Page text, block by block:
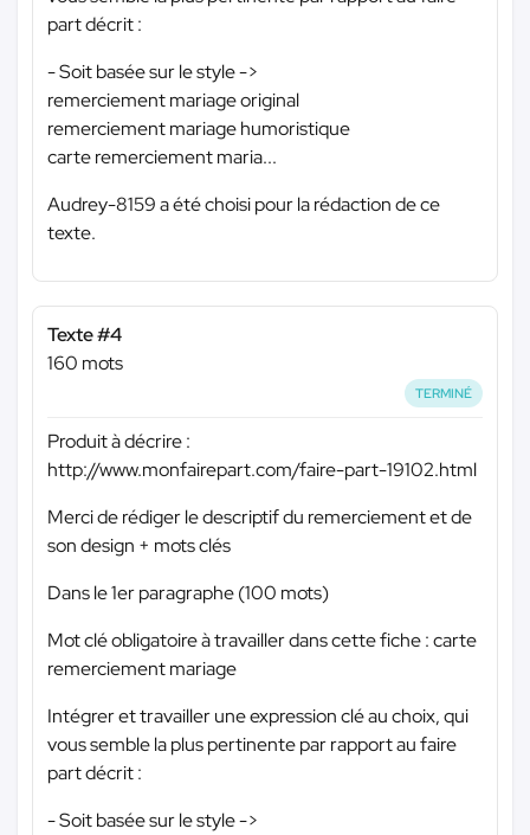
part décrit :
- Soit basée sur le style ->
remerciement mariage original
remerciement mariage humoristique
carte remerciement maria...
Audrey-8159 a été choisi pour la rédaction de ce
texte.
Texte #4
160 mots
TERMINÉ
Produit à décrire :
http://www.monfairepart.com/faire-part-19102.html
Merci de rédiger le descriptif du remerciement et de
son design + mots clés
Dans le 1er paragraphe (100 mots)
Mot clé obligatoire à travailler dans cette fiche : carte
remerciement mariage
Intégrer et travailler une expression clé au choix, qui
vous semble la plus pertinente par rapport au faire
part décrit :
- Soit basée sur le style ->